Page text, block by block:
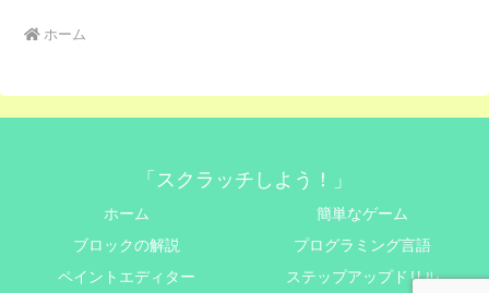
ホーム
「スクラッチしよう！」
ホーム
簡単なゲーム
ブロックの解説
プログラミング言語
ペイントエディター
ステップアップドリル